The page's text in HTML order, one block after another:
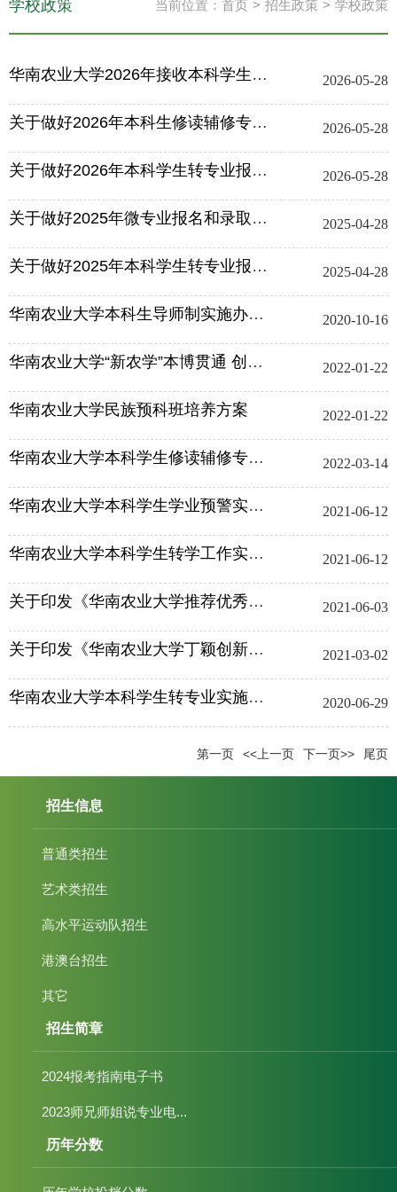
当前位置： 首页 > 招生政策 > 学校政策
学校政策
华南农业大学2026年接收本科学生转专业工作方案 2026-05-28
关于做好2026年本科生修读辅修专业及辅修学士学位报名录取工作的... 2026-05-28
关于做好2026年本科学生转专业报名与录取工作的通知 2026-05-28
关于做好2025年微专业报名和录取工作的通知 2025-04-28
关于做好2025年本科学生转专业报名与录取工作的通知 2025-04-28
华南农业大学本科生导师制实施办法 华南农办〔2020〕91号 2020-10-16
华南农业大学“新农学”本博贯通 创新班管理办法（暂行） 2022-01-22
华南农业大学民族预科班培养方案 2022-01-22
华南农业大学本科学生修读辅修专业、辅修学士学位管理办法（华南... 2022-03-14
华南农业大学本科学生学业预警实施细则 2021-06-12
华南农业大学本科学生转学工作实施细则 2021-06-12
关于印发《华南农业大学推荐优秀应届本科毕业生免试攻读研究生实... 2021-06-03
关于印发《华南农业大学丁颖创新班管理办法》的通知 2021-03-02
华南农业大学本科学生转专业实施办法 2020-06-29
第一页 <<上一页 下一页>> 尾页
招生信息
普通类招生
艺术类招生
高水平运动队招生
港澳台招生
其它
招生简章
2024报考指南电子书
2023师兄师姐说专业电...
历年分数